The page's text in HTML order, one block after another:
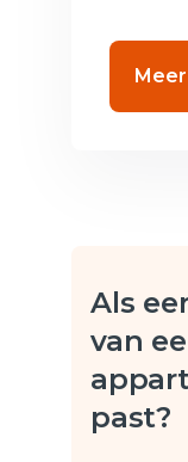
Als
van
past?